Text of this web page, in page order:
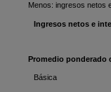
Menos: ingresos netos
Ingresos netos e
Promedio ponderado
Básica